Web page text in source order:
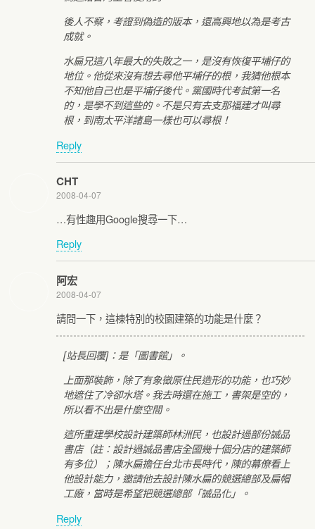
後人不察，考證到偽造的版本，還高興地以為是考古
成就。
水扁兄這八年最大的失敗之一，是沒有恢復平埔仔的
地位。他從來沒有想去尋他平埔仔的根，我猜他根本
不知他自己也是平埔仔後代。黨國時代考試第一名
的，是學不到這些的。不是只有去支那福建才叫尋
根，到南太平洋諸島一樣也可以尋根！
Reply
CHT
2008-04-07
…有性趣用Google搜尋一下…
Reply
阿宏
2008-04-07
請問一下，這棟特別的校園建築的功能是什麼？
[站長回覆]：是「圖書館」。
上面那裝飾，除了有象徵原住民造形的功能，也巧妙
地遮住了冷卻水塔。我去時還在施工，書架是空的，
所以看不出是什麼空間。
這所重建學校設計建築師林洲民，也設計過部份誠品
書店（註：設計過誠品書店全國幾十個分店的建築師
有多位）；陳水扁擔任台北市長時代，陳的幕僚看上
他設計能力，邀請他去設計陳水扁的競選總部及扁帽
工廠，當時是希望把競選總部「誠品化」。
Reply